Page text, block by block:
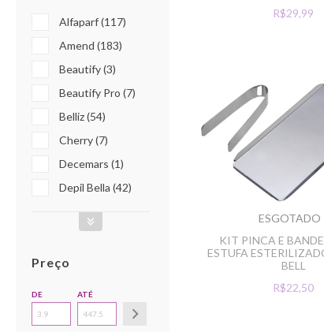
Alfaparf (117)
Amend (183)
Beautify (3)
Beautify Pro (7)
Belliz (54)
Cherry (7)
Decemars (1)
Depil Bella (42)
Preço
DE ATÉ
R$29,99
ESGOTADO
KIT PINCA E
ESTUFA
BELL
R$22,50